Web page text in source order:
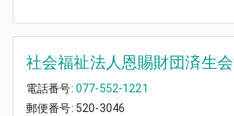
社会福祉法人恩賜財団済生
電話番号: 077-552-1221
郵便番号: 520-3046